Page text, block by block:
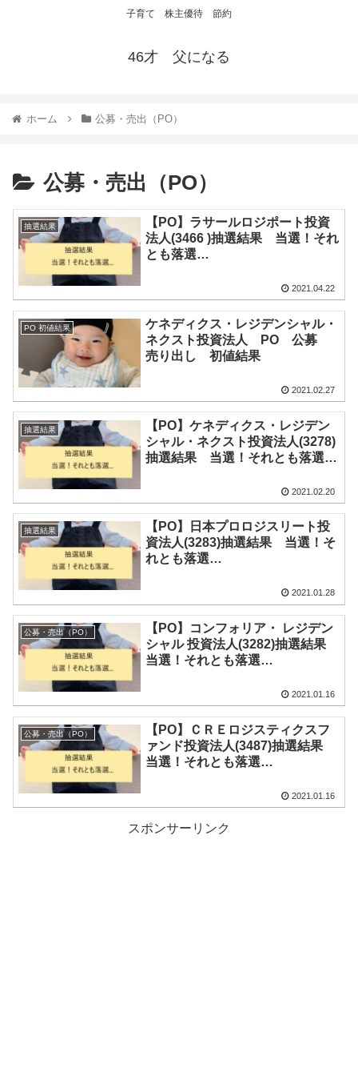
子育て 株主優待 節約
46才 父になる
ホーム 公募・売出（PO）
公募・売出（PO）
抽選結果
【PO】ラサールロジポート投資
法人(3466 )抽選結果 当選！それ
とも落選…
2021.04.22
PO 初値結果
ケネディクス・レジデンシャル・
ネクスト投資法人 PO 公募
売り出し 初値結果
2021.02.27
抽選結果
【PO】ケネディクス・レジデン
シャル・ネクスト投資法人(3278)
抽選結果 当選！それとも落選…
2021.02.20
抽選結果
【PO】日本プロロジスリート投
資法人(3283)抽選結果 当選！そ
れとも落選…
2021.01.28
公募・売出（PO）
【PO】コンフォリア・ レジデン
シャル 投資法人(3282)抽選結果
当選！それとも落選…
2021.01.16
公募・売出（PO）
【PO】ＣＲＥロジスティクスフ
ァンド投資法人(3487)抽選結果
当選！それとも落選…
2021.01.16
スポンサーリンク